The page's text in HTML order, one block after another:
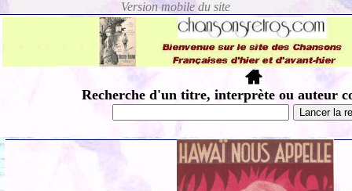
Recherche d'un titre, interprète ou auteur